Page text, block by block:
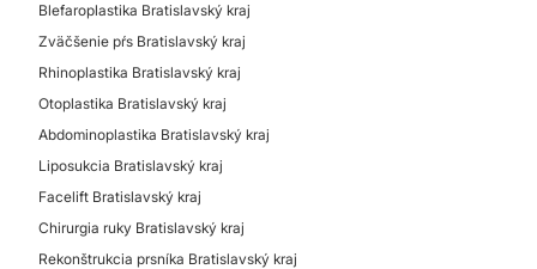
Blefaroplastika Bratislavský kraj
Zväčšenie pŕs Bratislavský kraj
Rhinoplastika Bratislavský kraj
Otoplastika Bratislavský kraj
Abdominoplastika Bratislavský kraj
Liposukcia Bratislavský kraj
Facelift Bratislavský kraj
Chirurgia ruky Bratislavský kraj
Rekonštrukcia prsníka Bratislavský kraj